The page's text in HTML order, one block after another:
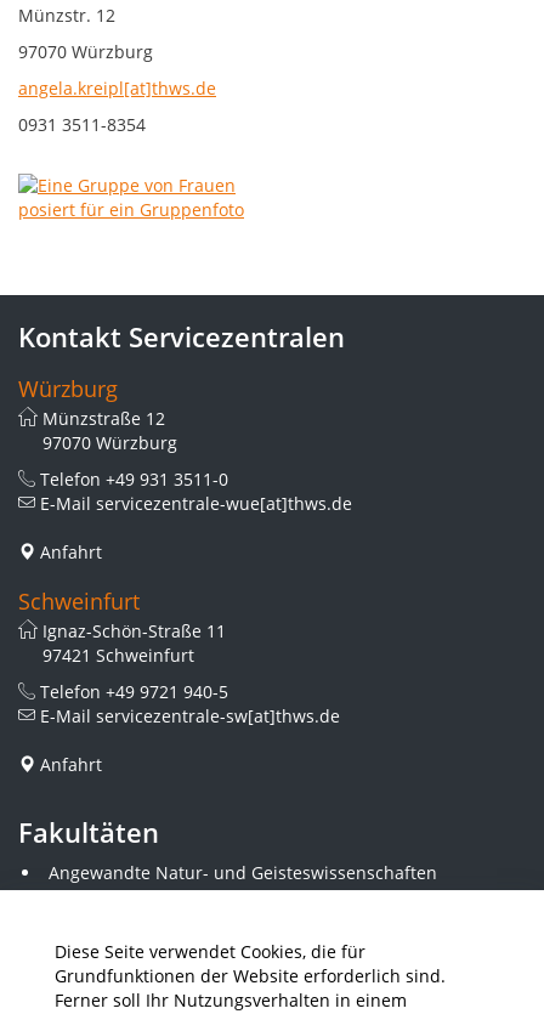
Diese Seite verwendet Cookies, die für
Grundfunktionen der Website erforderlich sind.
Ferner soll Ihr Nutzungsverhalten in einem
Münzstr. 12
97070 Würzburg
angela.kreipl[at]thws.de
0931 3511-8354
Kontakt Servicezentralen
Würzburg
Münzstraße 12
97070 Würzburg
Telefon +49 931 3511-0
E-Mail servicezentrale-wue[at]thws.de
Anfahrt
Schweinfurt
Ignaz-Schön-Straße 11
97421 Schweinfurt
Telefon +49 9721 940-5
E-Mail servicezentrale-sw[at]thws.de
Anfahrt
Fakultäten
Angewandte Natur- und Geisteswissenschaften
Angewandte Sozialwissenschaften
Elektrotechnik
Gestaltung
Informatik und Wirtschaftsinformatik